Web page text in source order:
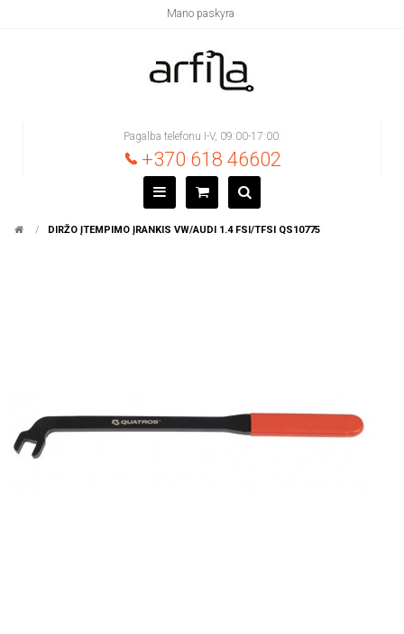
Mano paskyra
Pagalba telefonu I-V, 09:00-17:00:
+370 618 46602
DIRŽO ĮTEMPIMO ĮRANKIS VW/AUDI 1.4 FSI/TFSI QS10775